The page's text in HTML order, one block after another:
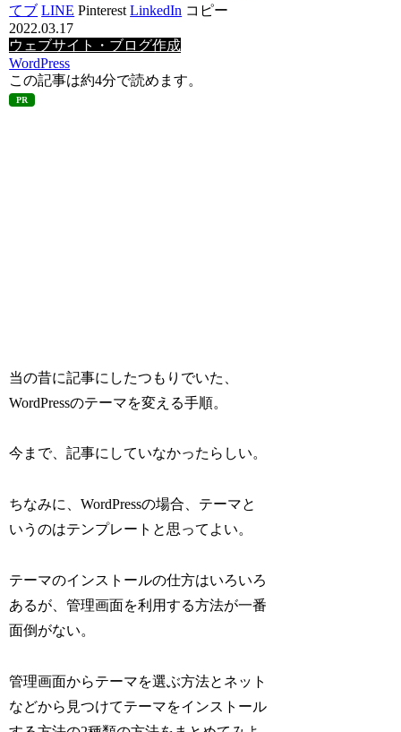
てブ LINE Pinterest LinkedIn コピー
2022.03.17
ウェブサイト・ブログ作成
WordPress
この記事は約4分で読めます。
PR
当の昔に記事にしたつもりでいた、
WordPressのテーマを変える手順。
今まで、記事にしていなかったらしい。
ちなみに、WordPressの場合、テーマと
いうのはテンプレートと思ってよい。
テーマのインストールの仕方はいろいろ
あるが、管理画面を利用する方法が一番
面倒がない。
管理画面からテーマを選ぶ方法とネット
などから見つけてテーマをインストール